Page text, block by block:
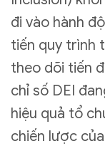
đi vào hành
tiến quy trình
theo dõi tiến
chỉ số DEI
hiệu quả tổ
chiến lược